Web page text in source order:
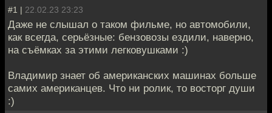
#1 | 22.02.23 23:23
Даже не слышал о таком фильме, но автомобили,
как всегда, серьёзные: бензовозы ездили, наверно,
на съёмках за этими легковушками :)
Владимир знает об американских машинах больше
самих американцев. Что ни ролик, то восторг души
:)